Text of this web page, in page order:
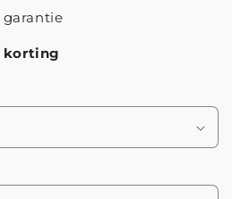
garantie
korting